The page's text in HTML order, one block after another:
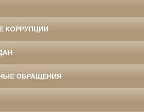
КОРРУПЦИИ
ОБРАЩЕНИЯ